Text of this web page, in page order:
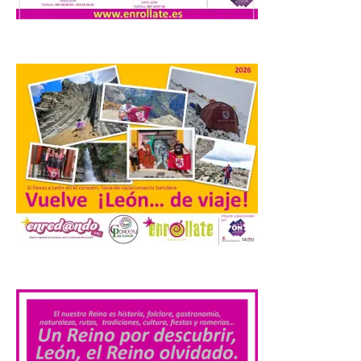
8 Ago 2026
uno de los cielos
estrellados con menor
contaminación lumínica
de Europa, un recurso
natural que permite disfrutar de
actividades de astroturismo durante todo
el año. La Dirección General de Turismo
ha puesto en marcha diversas iniciativas
relacionadas […]
Cabárceno prepara tres
eclipse solar del 12 de
agosto
8 Ago 2026